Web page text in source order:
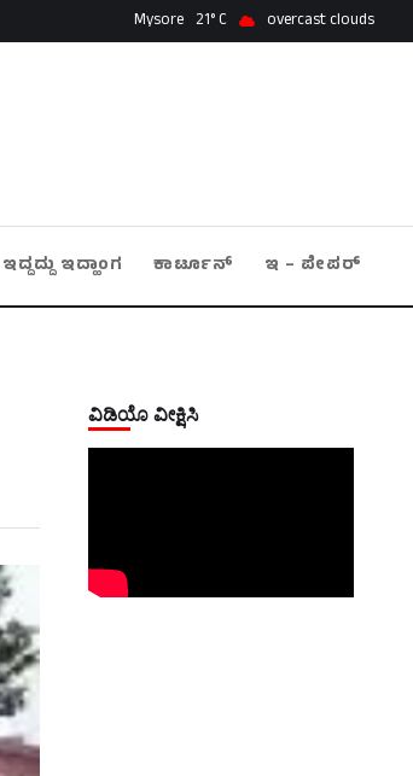
Mysore 21 overcast clouds
ಇದ್ದದ್ದು ಇದ್ಹಾಂಗ ಕಾರ್ಟೂನ್ ಇ – ಪೇಪರ್
ವಿಡಿಯೊ ವೀಕ್ಷಿಸಿ